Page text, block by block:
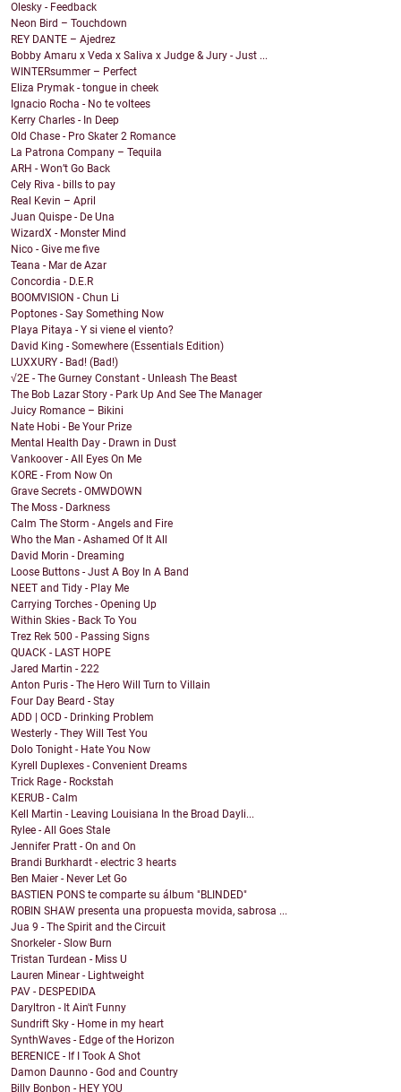
Olesky - Feedback
Neon Bird – Touchdown
REY DANTE – Ajedrez
Bobby Amaru x Veda x Saliva x Judge & Jury - Just ...
WINTERsummer – Perfect
Eliza Prymak - tongue in cheek
Ignacio Rocha - No te voltees
Kerry Charles - In Deep
Old Chase - Pro Skater 2 Romance
La Patrona Company – Tequila
ARH - Won’t Go Back
Cely Riva - bills to pay
Real Kevin – April
Juan Quispe - De Una
WizardX - Monster Mind
Nico - Give me five
Teana - Mar de Azar
Concordia - D.E.R
BOOMVISION - Chun Li
Poptones - Say Something Now
Playa Pitaya - Y si viene el viento?
David King - Somewhere (Essentials Edition)
LUXXURY - Bad! (Bad!)
√2E - The Gurney Constant - Unleash The Beast
The Bob Lazar Story - Park Up And See The Manager
Juicy Romance – Bikini
Nate Hobi - Be Your Prize
Mental Health Day - Drawn in Dust
Vankoover - All Eyes On Me
KORE - From Now On
Grave Secrets - OMWDOWN
The Moss - Darkness
Calm The Storm - Angels and Fire
Who the Man - Ashamed Of It All
David Morin - Dreaming
Loose Buttons - Just A Boy In A Band
NEET and Tidy - Play Me
Carrying Torches - Opening Up
Within Skies - Back To You
Trez Rek 500 - Passing Signs
QUACK - LAST HOPE
Jared Martin - 222
Anton Puris - The Hero Will Turn to Villain
Four Day Beard - Stay
ADD | OCD - Drinking Problem
Westerly - They Will Test You
Dolo Tonight - Hate You Now
Kyrell Duplexes - Convenient Dreams
Trick Rage - Rockstah
KERUB - Calm
Kell Martin - Leaving Louisiana In the Broad Dayli...
Rylee - All Goes Stale
Jennifer Pratt - On and On
Brandi Burkhardt - electric 3 hearts
Ben Maier - Never Let Go
BASTIEN PONS te comparte su álbum "BLINDED"
ROBIN SHAW presenta una propuesta movida, sabrosa ...
Jua 9 - The Spirit and the Circuit
Snorkeler - Slow Burn
Tristan Turdean - Miss U
Lauren Minear - Lightweight
PAV - DESPEDIDA
Daryltron - It Ain't Funny
Sundrift Sky - Home in my heart
SynthWaves - Edge of the Horizon
BERENICE - If I Took A Shot
Damon Daunno - God and Country
Billy Bonbon - HEY YOU